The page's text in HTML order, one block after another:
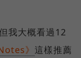
我大概看過12
》 這樣推薦